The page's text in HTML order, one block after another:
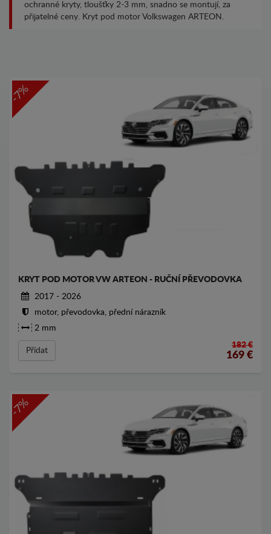
ochranné kryty, tloušťky 2-3 mm, snadno se montují, za
přijatelné ceny. Kryt pod motor Volkswagen ARTEON.
-7%
KRYT POD MOTOR VW ARTEON - RUČNÍ PŘEVODOVKA
2017 - 2026
motor, převodovka, přední nárazník
2 mm
Přídat
182 €
169 €
-7%